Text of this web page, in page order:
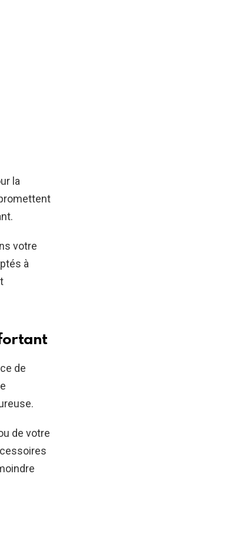
la
votre
à
de
de votre